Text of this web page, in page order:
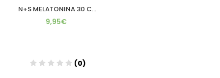
N+S MELATONINA 30 COMPRIMIDOS MASTICABLE
9,95€
(0)